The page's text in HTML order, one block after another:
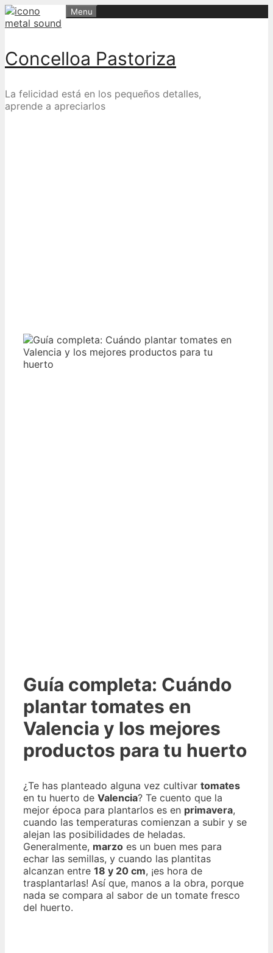
Skip
to
Concelloa Pastoriza
La felicidad está en los pequeños detalles,
aprende a apreciarlos
Menu
Guía completa: Cuándo
plantar tomates en
Valencia y los mejores
productos para tu huerto
¿Te has planteado alguna vez cultivar tomates
en tu huerto de Valencia? Te cuento que la
mejor época para plantarlos es en primavera,
cuando las temperaturas comienzan a subir y se
alejan las posibilidades de heladas.
Generalmente, marzo es un buen mes para
echar las semillas, y cuando las plantitas
alcanzan entre 18 y 20 cm, ¡es hora de
trasplantarlas! Así que, manos a la obra, porque
nada se compara al sabor de un tomate fresco
del huerto.